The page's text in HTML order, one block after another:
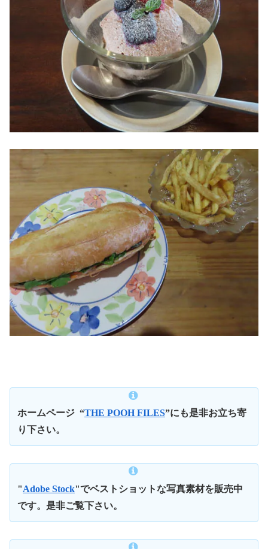
ホームページ “THE POOH FILES”にも是非お立ち寄
り下さい。
"Adobe Stock"でベストショットな写真素材を販売中
です。是非ご覧下さい。